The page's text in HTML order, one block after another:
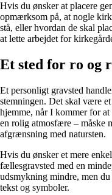
Hvis du ønsker at placere
opmærksom på, at nogle
stå, eller hvordan de skal
at lette arbejdet for
Et sted for ro og
Et personligt gravsted
stemningen. Det skal være
hjemme, når I kommer for
en rolig atmosfære – måske
afgrænsning med natursten.
Hvis du ønsker et mere
fællesgravsted med en
udsmykning mindre, men
tekst og symboler.